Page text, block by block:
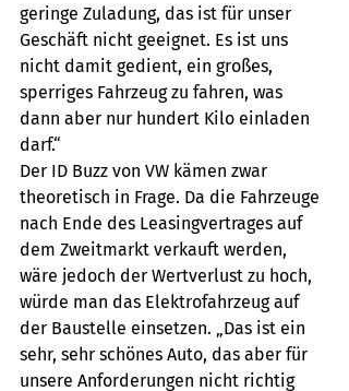
geringe Zuladung, das ist für unser
Geschäft nicht geeignet. Es ist uns
nicht damit gedient, ein großes,
sperriges Fahrzeug zu fahren, was
dann aber nur hundert Kilo einladen
darf.“
Der ID Buzz von VW kämen zwar
theoretisch in Frage. Da die Fahrzeuge
nach Ende des Leasingvertrages auf
dem Zweitmarkt verkauft werden,
wäre jedoch der Wertverlust zu hoch,
würde man das Elektrofahrzeug auf
der Baustelle einsetzen. „Das ist ein
sehr, sehr schönes Auto, das aber für
unsere Anforderungen nicht richtig